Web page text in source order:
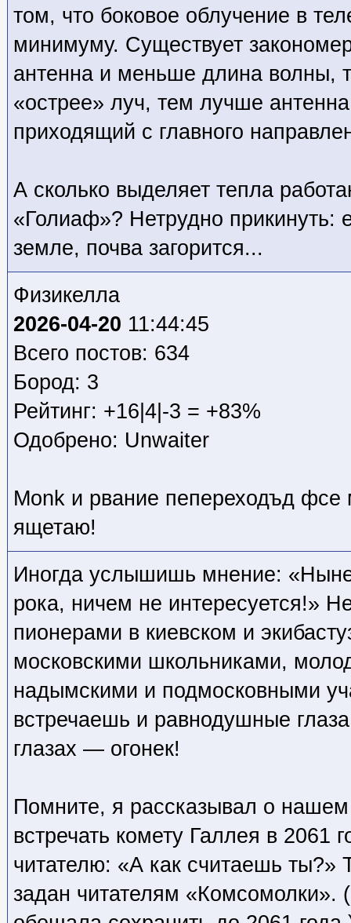
том, что боковое облучение в
минимуму. Существует
антенна и меньше длина волны,
«острее» луч, тем лучше
приходящий с главного
А сколько выделяет тепла
«Голиаф»? Нетрудно прикинуть:
земле, почва загорится...
Физикелла
2026-04-20 11:44:45
Всего постов: 634
Бород: 3
Рейтинг: +16|4|-3 = +83%
Одобрено: Unwaiter
Monk и рвание пепереходъд
ящетаю!
Иногда услышишь мнение:
рока, ничем не интересуется!»
пионерами в киевском и
московскими школьниками,
надымскими и подмосковными
встречаешь и равнодушные
глазах — огонек!
Помните, я рассказывал о нашем
встречать комету Галлея в 2061
читателю: «А как считаешь ты?»
задан читателям «Комсомолки».